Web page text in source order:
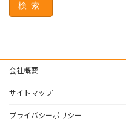
検索
会社概要
サイトマップ
プライバシーポリシー